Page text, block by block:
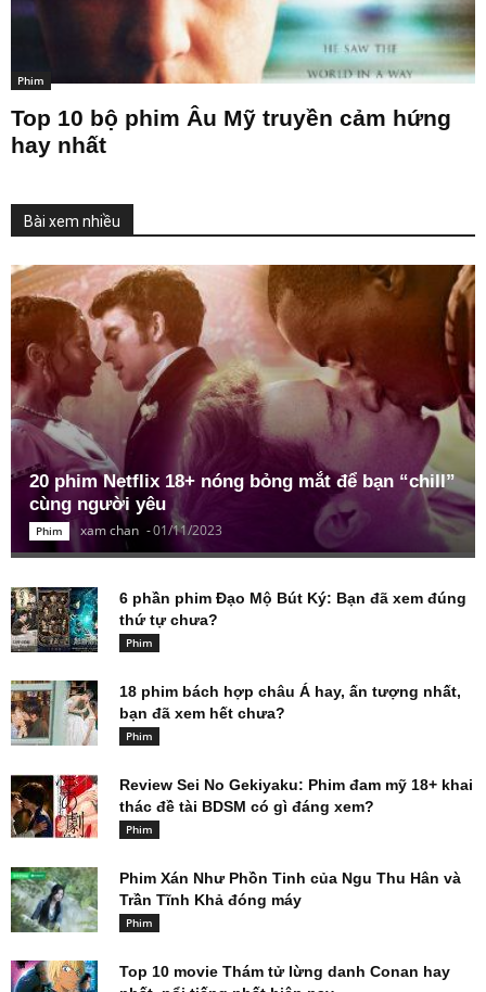
Phim
Top 10 bộ phim Âu Mỹ truyền cảm hứng
hay nhất
Bài xem nhiều
20 phim Netflix 18+ nóng bỏng mắt để bạn “chill”
cùng người yêu
Phim xam chan -01/11/2023
6 phần phim Đạo Mộ Bút Ký: Bạn đã xem đúng
thứ tự chưa?
Phim
18 phim bách hợp châu Á hay, ấn tượng nhất,
bạn đã xem hết chưa?
Phim
Review Sei No Gekiyaku: Phim đam mỹ 18+ khai
thác đề tài BDSM có gì đáng xem?
Phim
Phim Xán Như Phồn Tinh của Ngu Thu Hân và
Trần Tĩnh Khả đóng máy
Phim
Top 10 movie Thám tử lừng danh Conan hay